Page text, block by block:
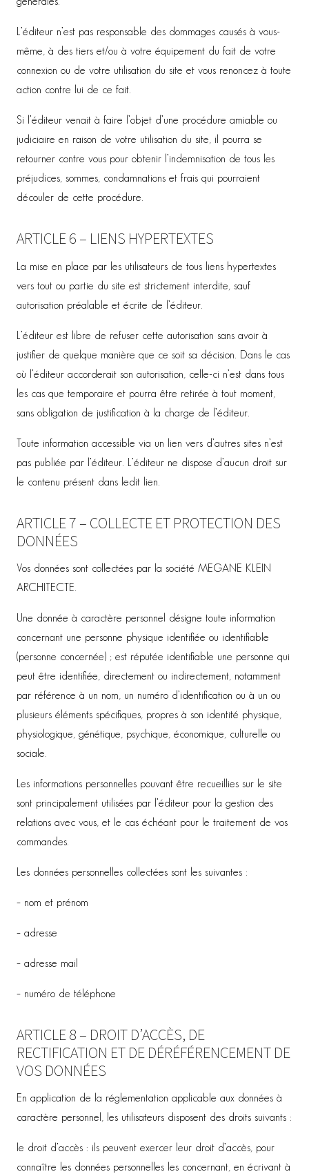
L’éditeur n’est pas responsable des dommages causés à vous-
même, à des tiers et/ou à votre équipement du fait de votre
connexion ou de votre utilisation du site et vous renoncez à toute
action contre lui de ce fait.
Si l’éditeur venait à faire l’objet d’une procédure amiable ou
judiciaire en raison de votre utilisation du site, il pourra se
retourner contre vous pour obtenir l’indemnisation de tous les
préjudices, sommes, condamnations et frais qui pourraient
découler de cette procédure.
ARTICLE 6 – LIENS HYPERTEXTES
La mise en place par les utilisateurs de tous liens hypertextes
vers tout ou partie du site est strictement interdite, sauf
autorisation préalable et écrite de l’éditeur.
L’éditeur est libre de refuser cette autorisation sans avoir à
justifier de quelque manière que ce soit sa décision. Dans le cas
où l’éditeur accorderait son autorisation, celle-ci n’est dans tous
les cas que temporaire et pourra être retirée à tout moment,
sans obligation de justification à la charge de l’éditeur.
Toute information accessible via un lien vers d’autres sites n’est
pas publiée par l’éditeur. L’éditeur ne dispose d’aucun droit sur
le contenu présent dans ledit lien.
ARTICLE 7 – COLLECTE ET PROTECTION DES
DONNÉES
Vos données sont collectées par la société MEGANE KLEIN
ARCHITECTE.
Une donnée à caractère personnel désigne toute information
concernant une personne physique identifiée ou identifiable
(personne concernée) ; est réputée identifiable une personne qui
peut être identifiée, directement ou indirectement, notamment
par référence à un nom, un numéro d’identification ou à un ou
plusieurs éléments spécifiques, propres à son identité physique,
physiologique, génétique, psychique, économique, culturelle ou
sociale.
Les informations personnelles pouvant être recueillies sur le site
sont principalement utilisées par l’éditeur pour la gestion des
relations avec vous, et le cas échéant pour le traitement de vos
commandes.
Les données personnelles collectées sont les suivantes :
– nom et prénom
– adresse
– adresse mail
– numéro de téléphone
ARTICLE 8 – DROIT D’ACCÈS, DE
RECTIFICATION ET DE DÉRÉFÉRENCEMENT DE
VOS DONNÉES
En application de la réglementation applicable aux données à
caractère personnel, les utilisateurs disposent des droits suivants :
le droit d’accès : ils peuvent exercer leur droit d’accès, pour
connaître les données personnelles les concernant, en écrivant à